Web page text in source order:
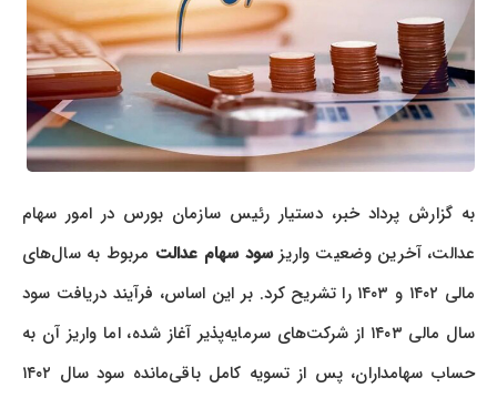
به گزارش پرداد خبر، دستیار رئیس سازمان بورس در امور سهام
عدالت، آخرین وضعیت واریزسود سهام عدالتمربوط به سال‌های
مالی ۱۴۰۲ و ۱۴۰۳ را تشریح کرد. بر این اساس، فرآیند دریافت سود
سال مالی ۱۴۰۳ از شرکت‌های سرمایه‌پذیر آغاز شده، اما واریز آن به
حساب سهامداران، پس از تسویه کامل باقی‌مانده سود سال ۱۴۰۲